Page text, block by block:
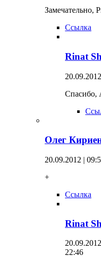
Замечательно,
Ссылка
Rinat
Спасибо,
Олег
20.09.2012 |
+
Ссылка
Rinat
22:46